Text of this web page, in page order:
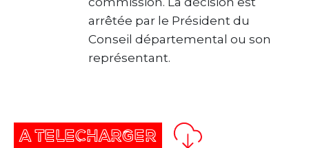
arrêtée par le Président du
Conseil départemental ou son
représentant.
A TELECHARGER